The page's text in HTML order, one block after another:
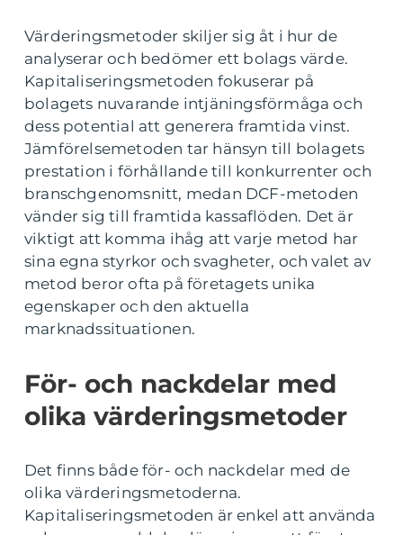
Värderingsmetoder skiljer sig åt i hur de
analyserar och bedömer ett bolags värde.
Kapitaliseringsmetoden fokuserar på
bolagets nuvarande intjäningsförmåga och
dess potential att generera framtida vinst.
Jämförelsemetoden tar hänsyn till bolagets
prestation i förhållande till konkurrenter och
branschgenomsnitt, medan DCF-metoden
vänder sig till framtida kassaflöden. Det är
viktigt att komma ihåg att varje metod har
sina egna styrkor och svagheter, och valet av
metod beror ofta på företagets unika
egenskaper och den aktuella
marknadssituationen.
För- och nackdelar med
olika värderingsmetoder
Det finns både för- och nackdelar med de
olika värderingsmetoderna.
Kapitaliseringsmetoden är enkel att använda